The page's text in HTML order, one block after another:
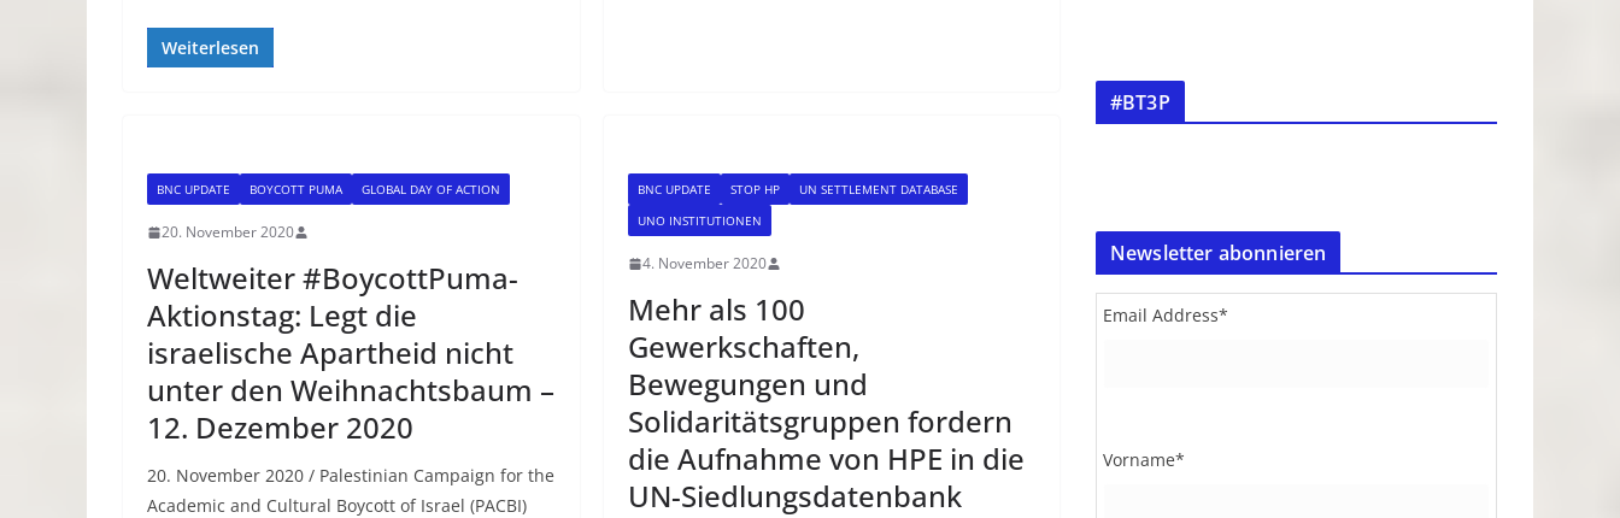
Weiterlesen
BNC UPDATE BOYCOTT PUMA GLOBAL DAY OF ACTION
20. November 2020
Weltweiter #BoycottPuma-
Aktionstag: Legt die
israelische Apartheid nicht
unter den Weihnachtsbaum –
12. Dezember 2020
20. November 2020 / Palestinian Campaign for the
Academic and Cultural Boycott of Israel (PACBI)
BNC UPDATE STOP HP
UN SETTLEMENT DATABASE
UNO INSTITUTIONEN
4. November 2020
Mehr als 100
Gewerkschaften,
Bewegungen und
Solidaritätsgruppen fordern
die Aufnahme von HPE in die
UN-Siedlungsdatenbank
#BT3P
Newsletter abonnieren
Email Address*
Vorname*